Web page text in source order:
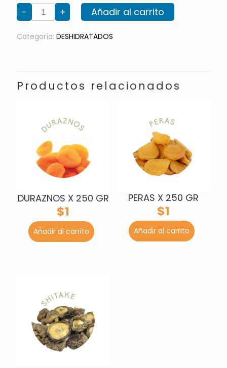
- TOMATES
100
cantidad
+ Añadir al carrito
Categoría: DESHIDRATADOS
Productos relacionados
DURAZNOS X 250 GR
$1
Añadir al carrito
PERAS X 250 GR
$1
Añadir al carrito